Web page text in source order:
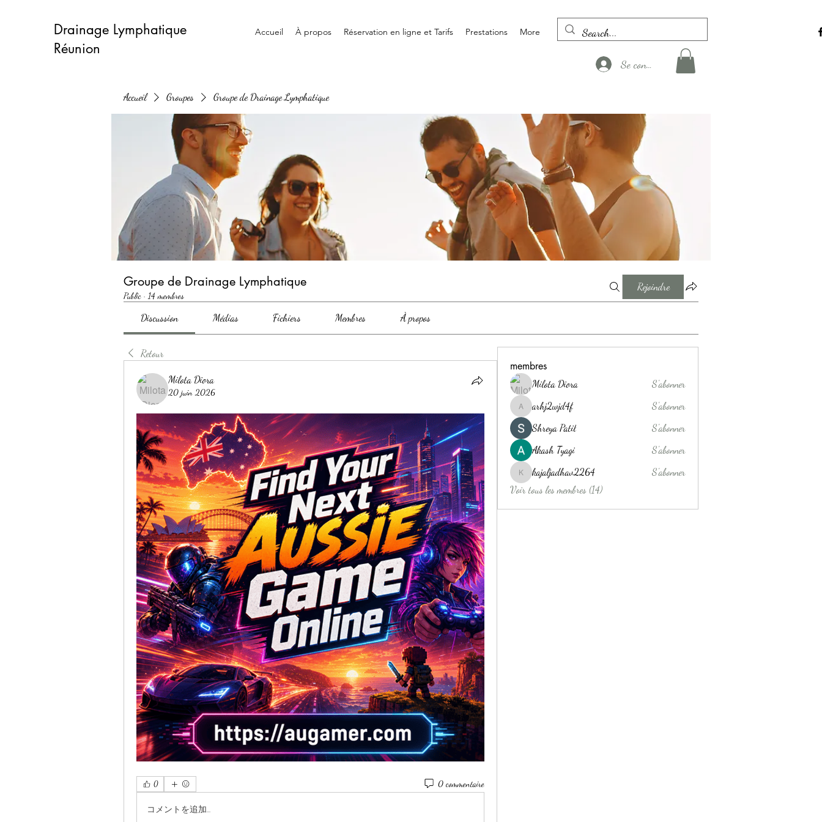
Drainage Lymphatique
Réunion
Accueil À propos Réservation en ligne et Tarifs Prestations More
Se connecter
Accueil Groupes Groupe de Drainage Lymphatique
Groupe de Drainage Lymphatique
Public · 14 membres
Rejoindre
Discussion Médias Fichiers Membres À propos
Retour
Milota Diora
20 juin 2026
0 0 commentaire
コメントを追加…
membres
Milota Diora S'abonner
arhj2wjd4f
arhj2wjd4f
S'abonner
Shreya Patil
S'abonner
Akash Tyagi
S'abonner
kajaljadhav2264
kajaljadhav2264
S'abonner
Voir tous les membres (14)